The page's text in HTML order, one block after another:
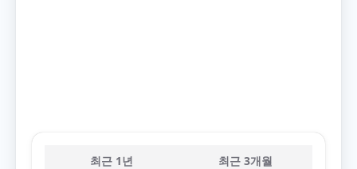
최근 1년 최근 3개월